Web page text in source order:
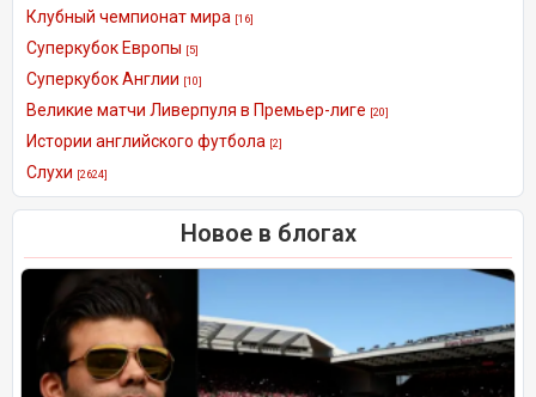
Клубный чемпионат мира [16]
Суперкубок Европы [5]
Суперкубок Англии [10]
Великие матчи Ливерпуля в Премьер-лиге [20]
Истории английского футбола [2]
Слухи [2624]
Новое в блогах